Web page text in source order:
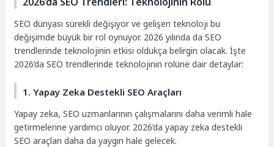
SEO dünyası sürekli değişiyor ve gelişen teknoloji bu
değişimde büyük bir rol oynuyor. 2026 yılında da SEO
trendlerinde teknolojinin etkisi oldukça belirgin olacak. İşte
2026’da SEO trendlerinde teknolojinin rolüne dair detaylar:
1. Yapay Zeka Destekli SEO Araçları
Yapay zeka, SEO uzmanlarının çalışmalarını daha verimli hale
getirmelerine yardımcı oluyor. 2026’da yapay zeka destekli
SEO araçları daha da yaygın hale gelecek.